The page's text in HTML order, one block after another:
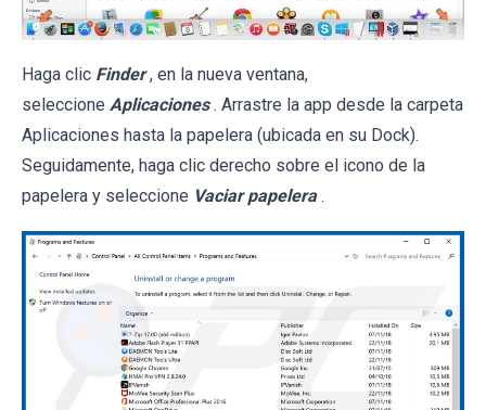
Haga clic Finder , en la nueva ventana,
seleccione Aplicaciones . Arrastre la app desde la carpeta
Aplicaciones hasta la papelera (ubicada en su Dock).
Seguidamente, haga clic derecho sobre el icono de la
papelera y seleccione Vaciar papelera .